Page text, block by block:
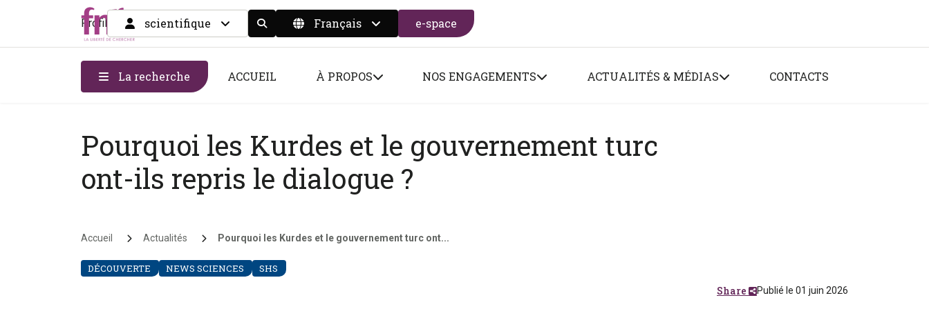
Profil scientifique Display the search form
Français e-space
La recherche ACCUEIL À PROPOS NOS ENGAGEMENTS ACTUALITÉS & MÉDIAS CONTACTS
Pourquoi les Kurdes et le gouvernement turc
ont-ils repris le dialogue ?
Fil d'Ariane
Accueil Actualités Pourquoi les Kurdes et le gouvernement turc ont...
DÉCOUVERTE NEWS SCIENCES SHS
Publié le 01 juin 2026
Share